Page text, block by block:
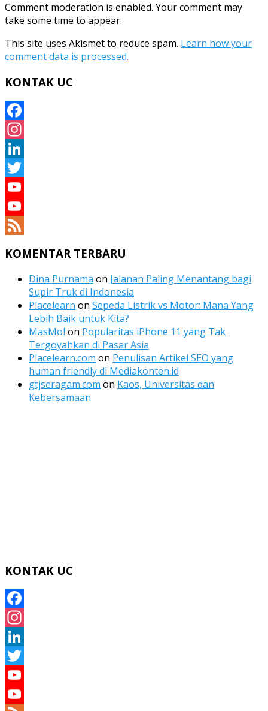
Comment moderation is enabled. Your comment may
take some time to appear.
This site uses Akismet to reduce spam. Learn how your
comment data is processed.
KONTAK UC
Facebook
Instagram
LinkedIn
Twitter
YouTube
YouTube
KOMENTAR TERBARU
Dina Purnama on Jalanan Paling Menantang bagi
Supir Truk di Indonesia
Placelearn on Sepeda Listrik vs Motor: Mana Yang
Lebih Baik untuk Kita?
MasMol on Popularitas iPhone 11 yang Tak
Tergoyahkan di Pasar Asia
Placelearn.com on Penulisan Artikel SEO yang
human friendly di Mediakonten.id
gtjseragam.com on Kaos, Universitas dan
Kebersamaan
KONTAK UC
Facebook
Instagram
LinkedIn
Twitter
YouTube